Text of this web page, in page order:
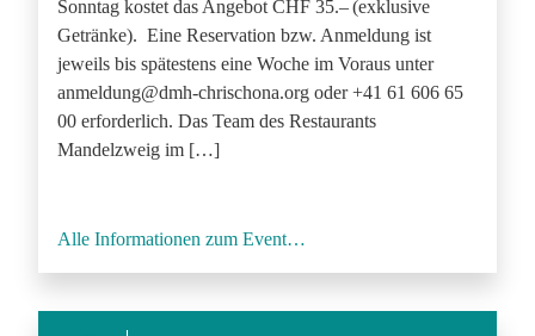
Sonntag kostet das Angebot CHF 35.– (exklusive
Getränke). Eine Reservation bzw. Anmeldung ist
jeweils bis spätestens eine Woche im Voraus unter
anmeldung@dmh-chrischona.org oder +41 61 606 65
00 erforderlich. Das Team des Restaurants
Mandelzweig im […]
Alle Informationen zum Event…